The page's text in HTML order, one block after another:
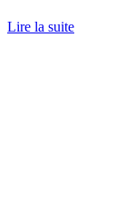
Lire la suite